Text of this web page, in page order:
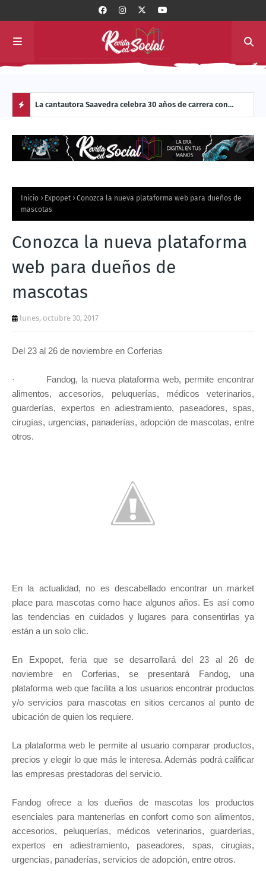
P
S
T
La cantautora Saavedra celebra 30 años de carrera con
Inicio Expopet
Conozca la nueva plataforma web para dueños de
mascotas
Conozca la nueva plataforma
web para dueños de
mascotas
lunes, octubre 30, 2017
Del 23 al 26 de noviembre en Corferias
· Fandog, la nueva plataforma web, permite encontrar
alimentos, accesorios, peluquerías, médicos veterinarios,
guarderías, expertos en adiestramiento, paseadores, spas,
cirugías, urgencias, panaderías, adopción de mascotas, entre
otros.
En la actualidad, no es descabellado encontrar un market
place para mascotas como hace algunos años. Es así como
las tendencias en cuidados y lugares para consentirlas ya
están a un solo clic.
En Expopet, feria que se desarrollará del 23 al 26 de
noviembre en Corferias, se presentará Fandog, una
plataforma web que facilita a los usuarios encontrar productos
y/o servicios para mascotas en sitios cercanos al punto de
ubicación de quien los requiere.
La plataforma web le permite al usuario comparar productos,
precios y elegir lo que más le interesa. Además podrá calificar
las empresas prestadoras del servicio.
Fandog ofrece a los dueños de mascotas los productos
esenciales para mantenerlas en confort como son alimentos,
accesorios, peluquerías, médicos veterinarios, guarderías,
expertos en adiestramiento, paseadores, spas, cirugías,
urgencias, panaderías, servicios de adopción, entre otros.